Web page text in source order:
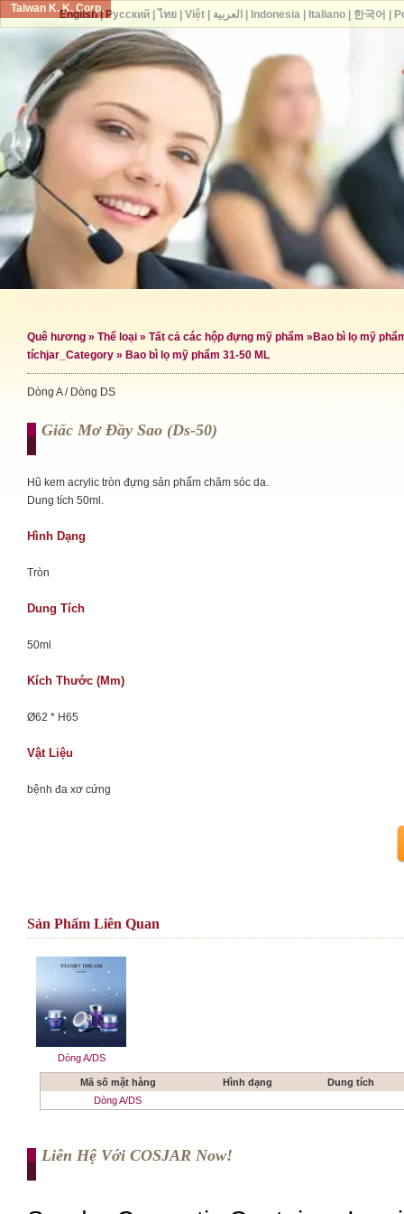
Taiwan K. K. Corp.
Quê hương » Thể loại » Tất cả các hộp đựng mỹ phẩm » Bao bì lọ mỹ
tíchjar_Category » Bao bì lọ mỹ phẩm 31-50 ML
Dòng A / Dòng DS
Giấc Mơ Đầy Sao (ds-50)
Hũ kem acrylic tròn đựng sản phẩm chăm sóc da.
Dung tích 50ml.
Hình Dạng
Tròn
Dung Tích
50ml
Kích Thước (mm)
Ø62 * H65
Vật Liệu
bệnh đa xơ cứng
Sản Phẩm Liên Quan
Dòng A/DS
Mã số mặt hàng Hình dạng
Dung tích
Dòng A/DS
Liên Hệ Với COSJAR Now!
English| Русский| ไทย| Việt| العربية Indonesia| Italiano| 한국어